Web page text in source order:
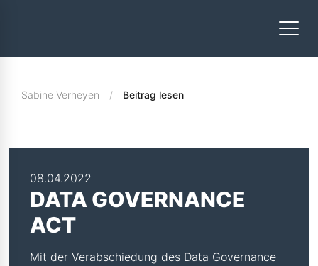
Sabine Verheyen Beitrag lesen
08.04.2022
DATA GOVERNANCE
ACT
Mit der Verabschiedung des Data Governance